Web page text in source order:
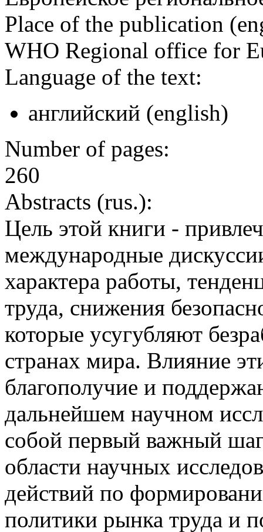
Place of the publication
WHO Regional office for
Language of the text:
английский (english)
Number of pages:
260
Abstracts (rus.):
Цель этой книги -
международные
характера работы,
труда, снижения
которые усугубляют
странах мира. Влияние
благополучие и
дальнейшем научном
собой первый важный
области научных
действий по
политики рынка труда и